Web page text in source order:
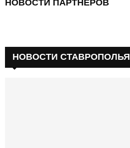
НОВОСТИ ПАРТНЕРОВ
НОВОСТИ СТАВРОПОЛЬЯ